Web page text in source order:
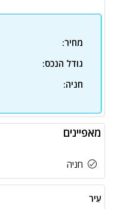
מחיר:
גודל הנכס:
חניה:
מאפיינים
חניה
עִיר